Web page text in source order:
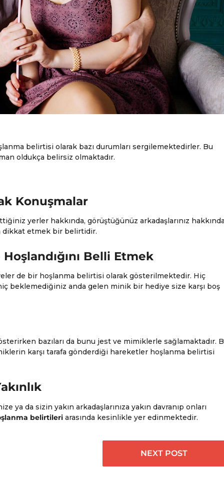
belirtisi olarak bazı durumları sergilemektedirler. Bu
oldukça belirsiz olmaktadır.
Konuşmalar
yerler hakkında, görüştüğünüz arkadaşlarınız
dikkat etmek bir belirtidir.
Belli Etmek
de bir hoşlanma belirtisi olarak gösterilmektedir. Hiç
beklemediğiniz anda gelen minik bir hediye size karşı boş
bazıları da bunu jest ve mimiklerle sağlamaktadır.
karşı tarafa gönderdiği hareketler hoşlanma belirtisi
ya da sizin yakın arkadaşlarınıza yakın davranıp onları
belirtileri arasında kesinlikle yer edinmektedir.
NEXT POST